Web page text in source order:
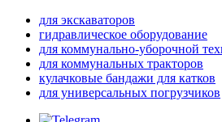
для экскаваторов
гидравлическое оборудование
для коммунально-уборочной
для коммунальных тракторов
кулачковые бандажи для катков
для универсальных погрузчиков